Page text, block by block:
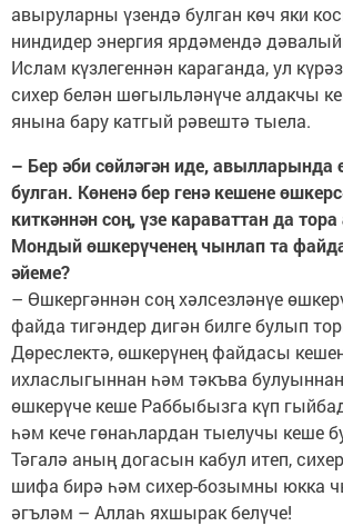
авыруларны үзендә булган көч яки
ниндидер энергия ярдәмендә
Ислам күзлегеннән караганда, ул
сихер белән шөгыльләнүче алдакчы
янына бару катгый рәвештә тыела.
– Бер әби сөйләгән иде, авылларында
булган. Көненә бер генә кешене
киткәннән соң, үзе караваттан да
Мондый өшкерүченең чынлап та
әйеме?
– Өшкергәннән соң хәлсезләнүе
файда тигәндер дигән билге булып
Дөреслектә, өшкерүнең файдасы
ихласлыгыннан һәм тәкъва
өшкерүче кеше Раббыбызга күп
һәм кече гөнаһлардан тыелучы кеше
Тәгалә аның догасын кабул итеп,
шифа бирә һәм сихер-бозымны юкка
әгъләм – Аллаһ яхшырак белүче!